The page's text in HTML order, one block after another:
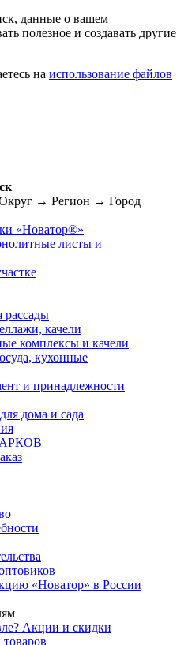
данные о вашем
полезное и создавать другие
на использование файлов
→ Регион → Город
«Новатор®»
листы и
качели
комплексы и качели
кухонные
и принадлежности
дома и сада
«Новатор» в России
Акции и скидки